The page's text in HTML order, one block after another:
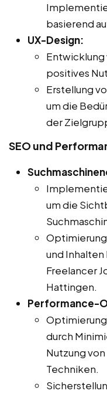
basierend
UX-Design:
Entwicklung
positives
Erstellung
um die
der
SEO und
um die
Optimierung
und
Freelancer
Hattingen.
Performance-
durch
Nutzung
Techniken.